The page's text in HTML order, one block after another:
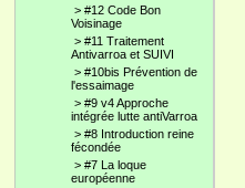
> #12 Code Bon
Voisinage
> #11 Traitement
Antivarroa et SUIVI
> #10bis Prévention de
l'essaimage
> #9 v4 Approche
intégrée lutte antiVarroa
> #8 Introduction reine
fécondée
> #7 La loque
européenne